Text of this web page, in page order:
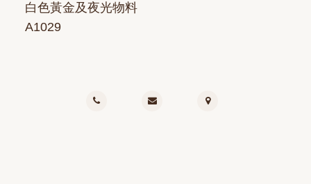
白色黃金及夜光物料
A1029